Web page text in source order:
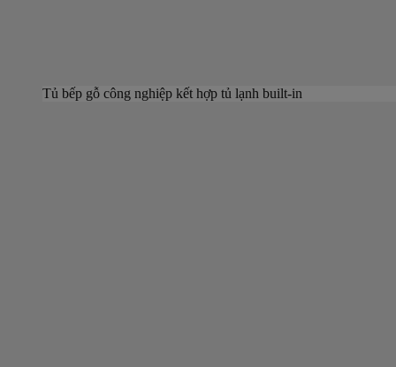
Tủ bếp gỗ công nghiệp kết hợp tủ lạnh built-in